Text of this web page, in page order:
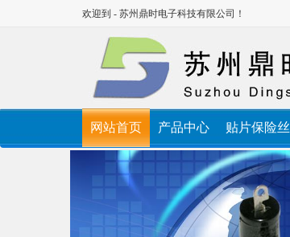
欢迎到 - 苏州鼎时电子科技有限公司！
网站首页 产品中心 贴片保险丝